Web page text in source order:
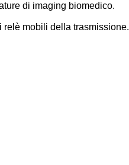
di imaging biomedico.
mobili della trasmissione.